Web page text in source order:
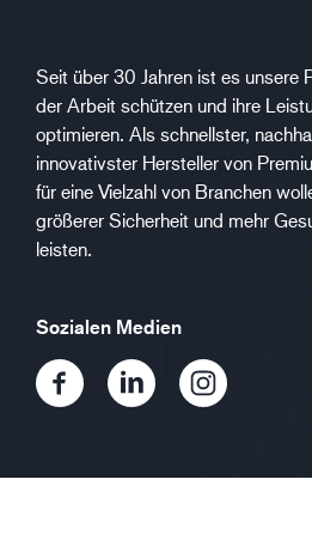
Seit über 30 Jahren ist es unsere
der Arbeit schützen und ihre
optimieren. Als schnellster,
innovativster Hersteller von
für eine Vielzahl von Branchen
größerer Sicherheit und mehr
leisten.
Sozialen Medien